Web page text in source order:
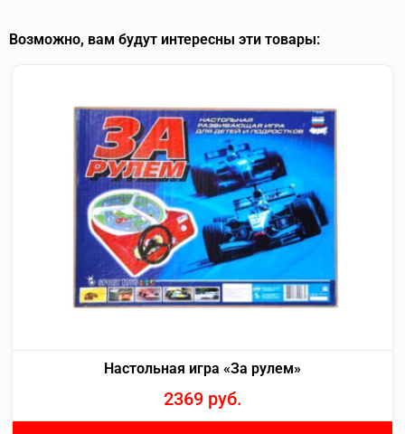
Возможно, вам будут интересны эти товары:
Настольная игра «За рулем»
2369 руб.